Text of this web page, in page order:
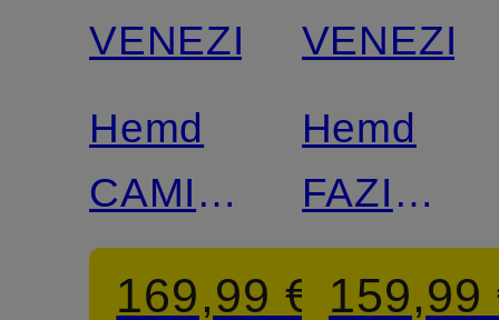
VENEZIA
Hemd
CAMISON
Comfort
169,99 €
VENEZIA
Hemd
FAZIOL
Regular
159,99